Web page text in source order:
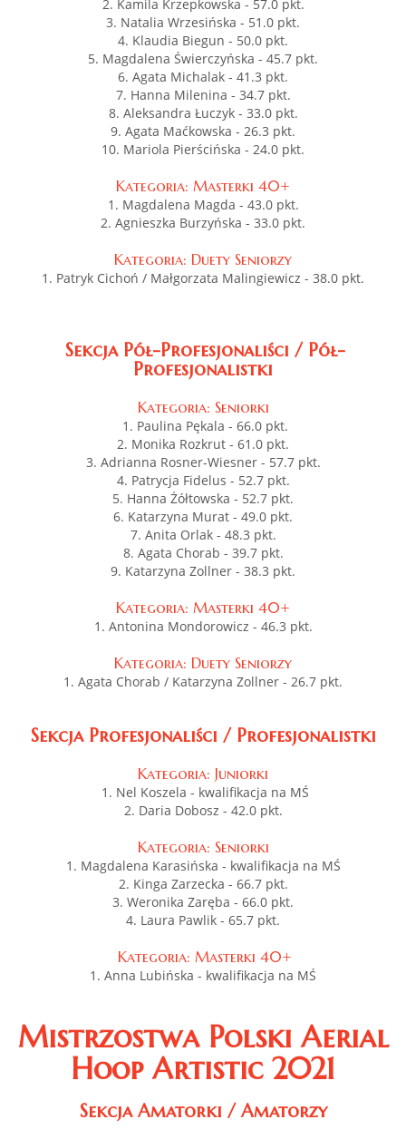
2. Kamila Krzepkowska - 57.0 pkt.
3. Natalia Wrzesińska - 51.0 pkt.
4. Klaudia Biegun - 50.0 pkt.
5. Magdalena Świerczyńska - 45.7 pkt.
6. Agata Michalak - 41.3 pkt.
7. Hanna Milenina - 34.7 pkt.
8. Aleksandra Łuczyk - 33.0 pkt.
9. Agata Maćkowska - 26.3 pkt.
10. Mariola Pierścińska - 24.0 pkt.
Kategoria: Masterki 40+
1. Magdalena Magda - 43.0 pkt.
2. Agnieszka Burzyńska - 33.0 pkt.
Kategoria: Duety Seniorzy
1. Patryk Cichoń / Małgorzata Malingiewicz - 38.0 pkt.
Sekcja Pół-Profesjonaliści / Pół-
Profesjonalistki
Kategoria: Seniorki
1. Paulina Pękala - 66.0 pkt.
2. Monika Rozkrut - 61.0 pkt.
3. Adrianna Rosner-Wiesner - 57.7 pkt.
4. Patrycja Fidelus - 52.7 pkt.
5. Hanna Żółtowska - 52.7 pkt.
6. Katarzyna Murat - 49.0 pkt.
7. Anita Orlak - 48.3 pkt.
8. Agata Chorab - 39.7 pkt.
9. Katarzyna Zollner - 38.3 pkt.
Kategoria: Masterki 40+
1. Antonina Mondorowicz - 46.3 pkt.
Kategoria: Duety Seniorzy
1. Agata Chorab / Katarzyna Zollner - 26.7 pkt.
Sekcja Profesjonaliści / Profesjonalistki
Kategoria: Juniorki
1. Nel Koszela - kwalifikacja na MŚ
2. Daria Dobosz - 42.0 pkt.
Kategoria: Seniorki
1. Magdalena Karasińska - kwalifikacja na MŚ
2. Kinga Zarzecka - 66.7 pkt.
3. Weronika Zaręba - 66.0 pkt.
4. Laura Pawlik - 65.7 pkt.
Kategoria: Masterki 40+
1. Anna Lubińska - kwalifikacja na MŚ
MistrzostwaPolski Aerial
Hoop Artistic 2021
Sekcja Amatorki / Amatorzy